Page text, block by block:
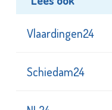
Vlaardingen24
Schiedam24